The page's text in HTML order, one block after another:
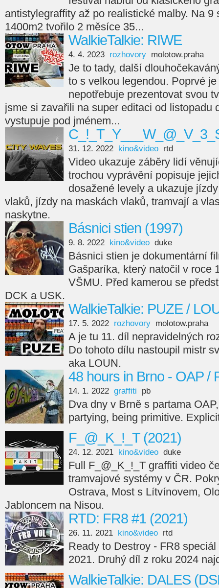
antistylegraffity až po realistické malby. Na 9
1400m2 tvořilo 2 měsíce 35...
WalkieTalkie: RIWE
4. 4. 2023 rozhovory molotow.praha
Je to tady, další
to s velkou legendou. Poprvé
nepotřebuje prezentovat svou
jsme si zavařili na super editaci od listopadu
vystupuje pod jménem...
31. 12. 2022 kino&video rtd
Video ukazuje záběry lidí
trochou vyprávění popisuje
dosažené levely a ukazuje
vlaků, jízdy na maskách vlaků, tramvají a
naskytne.
Básnici stien (1997)
9. 8. 2022 kino&video duke
Básnici stien je dokumentární
Gašparíka, který natočil v roce
VŠMU. Před kamerou se
DCK a USK.
WalkieTalkie: PUZE /
17. 5. 2022 rozhovory molotow.praha
A je tu 11. díl nepravidelných
Do tohoto dílu nastoupil mistr
aka LOUN.
48 hours in Brno - OAP /
14. 1. 2022 graffiti pb
Dva dny v Brně s partama
partying, being primitive.
F_@_K_!_T (2021)
24. 12. 2021 kino&video duke
Full F_@_K_!_T graffiti video
tramvajové systémy v ČR.
Ostrava, Most s Lítvínovem,
Jabloncem na Nisou.
RTD: FR8 #1 (2021)
26. 11. 2021 kino&video rtd
Ready to Destroy - FR8
2021. Druhý díl z roku 2024
WalkieTalkie: DALES